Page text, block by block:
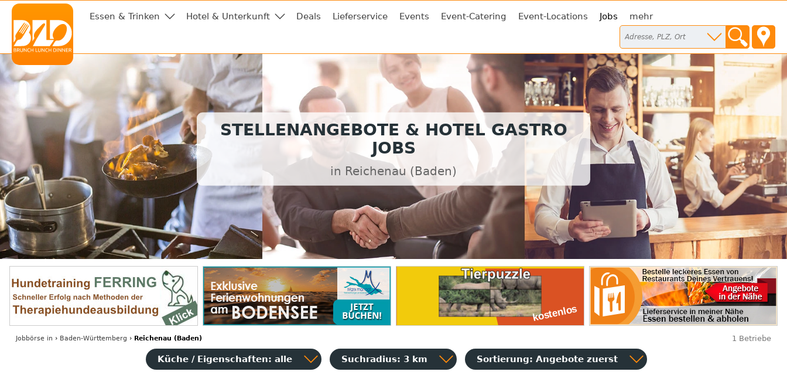
Essen & Trinken Hotel & Unterkunft Deals Lieferservice Events Event-Catering Event-Locations Jobs mehr
STELLENANGEBOTE & HOTEL GASTRO
JOBS
in Reichenau (Baden)
Jobbörsein › Baden-Württemberg › Reichenau (Baden) 1 Betriebe
Küche / Eigenschaften: alle Suchradius: 3 km Sortierung: Angebote zuerst